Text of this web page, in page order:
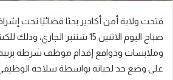
فتحت ولاية أمن أكادير بحثا قضائيًا تحت
صباح اليوم الاثنين 15 شتنبر
وملابسات ودوافع إقدام موظف شرطة
على وضع حد لحياته بواسطة سلاحه